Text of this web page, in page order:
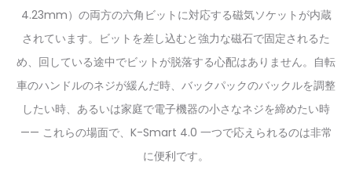
4.23mm）の両方の六角ビットに対応する磁気ソケットが内蔵
されています。ビットを差し込むと強力な磁石で固定されるた
め、回している途中でビットが脱落する心配はありません。自転
車のハンドルのネジが緩んだ時、バックパックのバックルを調整
したい時、あるいは家庭で電子機器の小さなネジを締めたい時
—— これらの場面で、K-Smart 4.0 一つで応えられるのは非常
に便利です。